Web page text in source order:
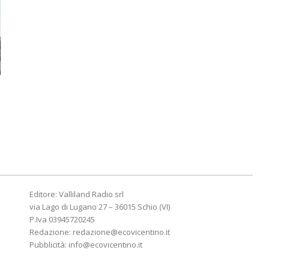
Editore: Valliland Radio srl
via Lago di Lugano 27 – 36015 Schio (VI)
P.Iva 03945720245
Redazione: redazione@ecovicentino.it
Pubblicità: info@ecovicentino.it